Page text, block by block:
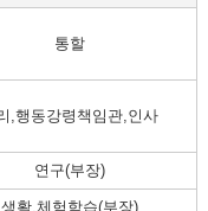
통할
,행동강령책임관,인사
연구(부장)
생활,체험학습(부장)